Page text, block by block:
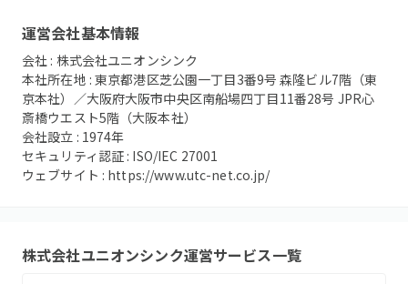
運営会社基本情報
会社 : 株式会社ユニオンシンク
本社所在地 :東京都港区芝公園一丁目3番9号 森隆ビル7階（東
京本社）／大阪府大阪市中央区南船場四丁目11番28号 JPR心
斎橋ウエスト5階（大阪本社）
会社設立 : 1974年
セキュリティ認証 : ISO/IEC 27001
ウェブサイト : https://www.utc-net.co.jp/
株式会社ユニオンシンク運営サービス一覧